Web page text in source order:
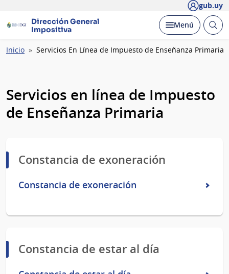
gub.uy
Dirección General
Impositiva
Desplegar
Menú Abrir
Ruta
Inicio Servicios En Línea de Impuesto de Enseñanza Primaria
Servicios en línea de Impuesto
de Enseñanza Primaria
Constancia de exoneración
Constancia de exoneración
Constancia de estar al día